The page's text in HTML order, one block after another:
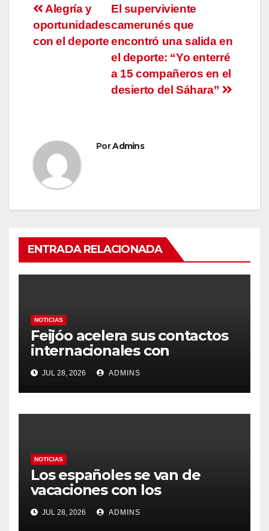
Navegación
de
entradas
El superviviente
camerunés que
encontró una salida en
el deporte: “Yo enterré
a 15 compañeros en el
desierto del Sáhara”
Alegría y
oportunidades
con el deporte
PorAdmins
ENTRADA RELACIONADA
NOTICIAS
Feijóo acelera sus contactos
internacionales con
Latinoamérica como socio
prioritario en su agenda de
gobierno
JUL 28, 2026 ADMINS
NOTICIAS
Los españoles se van de
vacaciones con los
carburantes hasta un 21%
más caros que el año pasado
JUL 28, 2026 ADMINS